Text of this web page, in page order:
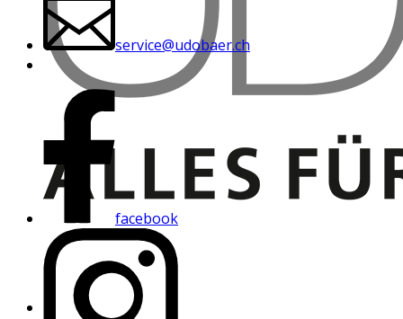
service@udobaer.ch
facebook